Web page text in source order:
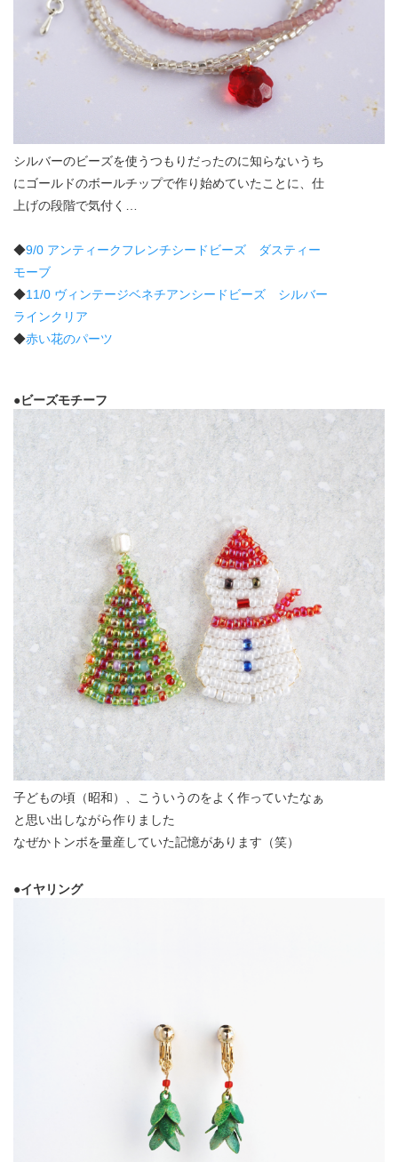
シルバーのビーズを使うつもりだったのに知らないうち
にゴールドのボールチップで作り始めていたことに、仕
上げの段階で気付く…
◆9/0 アンティークフレンチシードビーズ ダスティー
モーブ
◆11/0 ヴィンテージベネチアンシードビーズ シルバー
ラインクリア
◆赤い花のパーツ
●ビーズモチーフ
子どもの頃（昭和）、こういうのをよく作っていたなぁ
と思い出しながら作りました
なぜかトンボを量産していた記憶があります（笑）
●イヤリング